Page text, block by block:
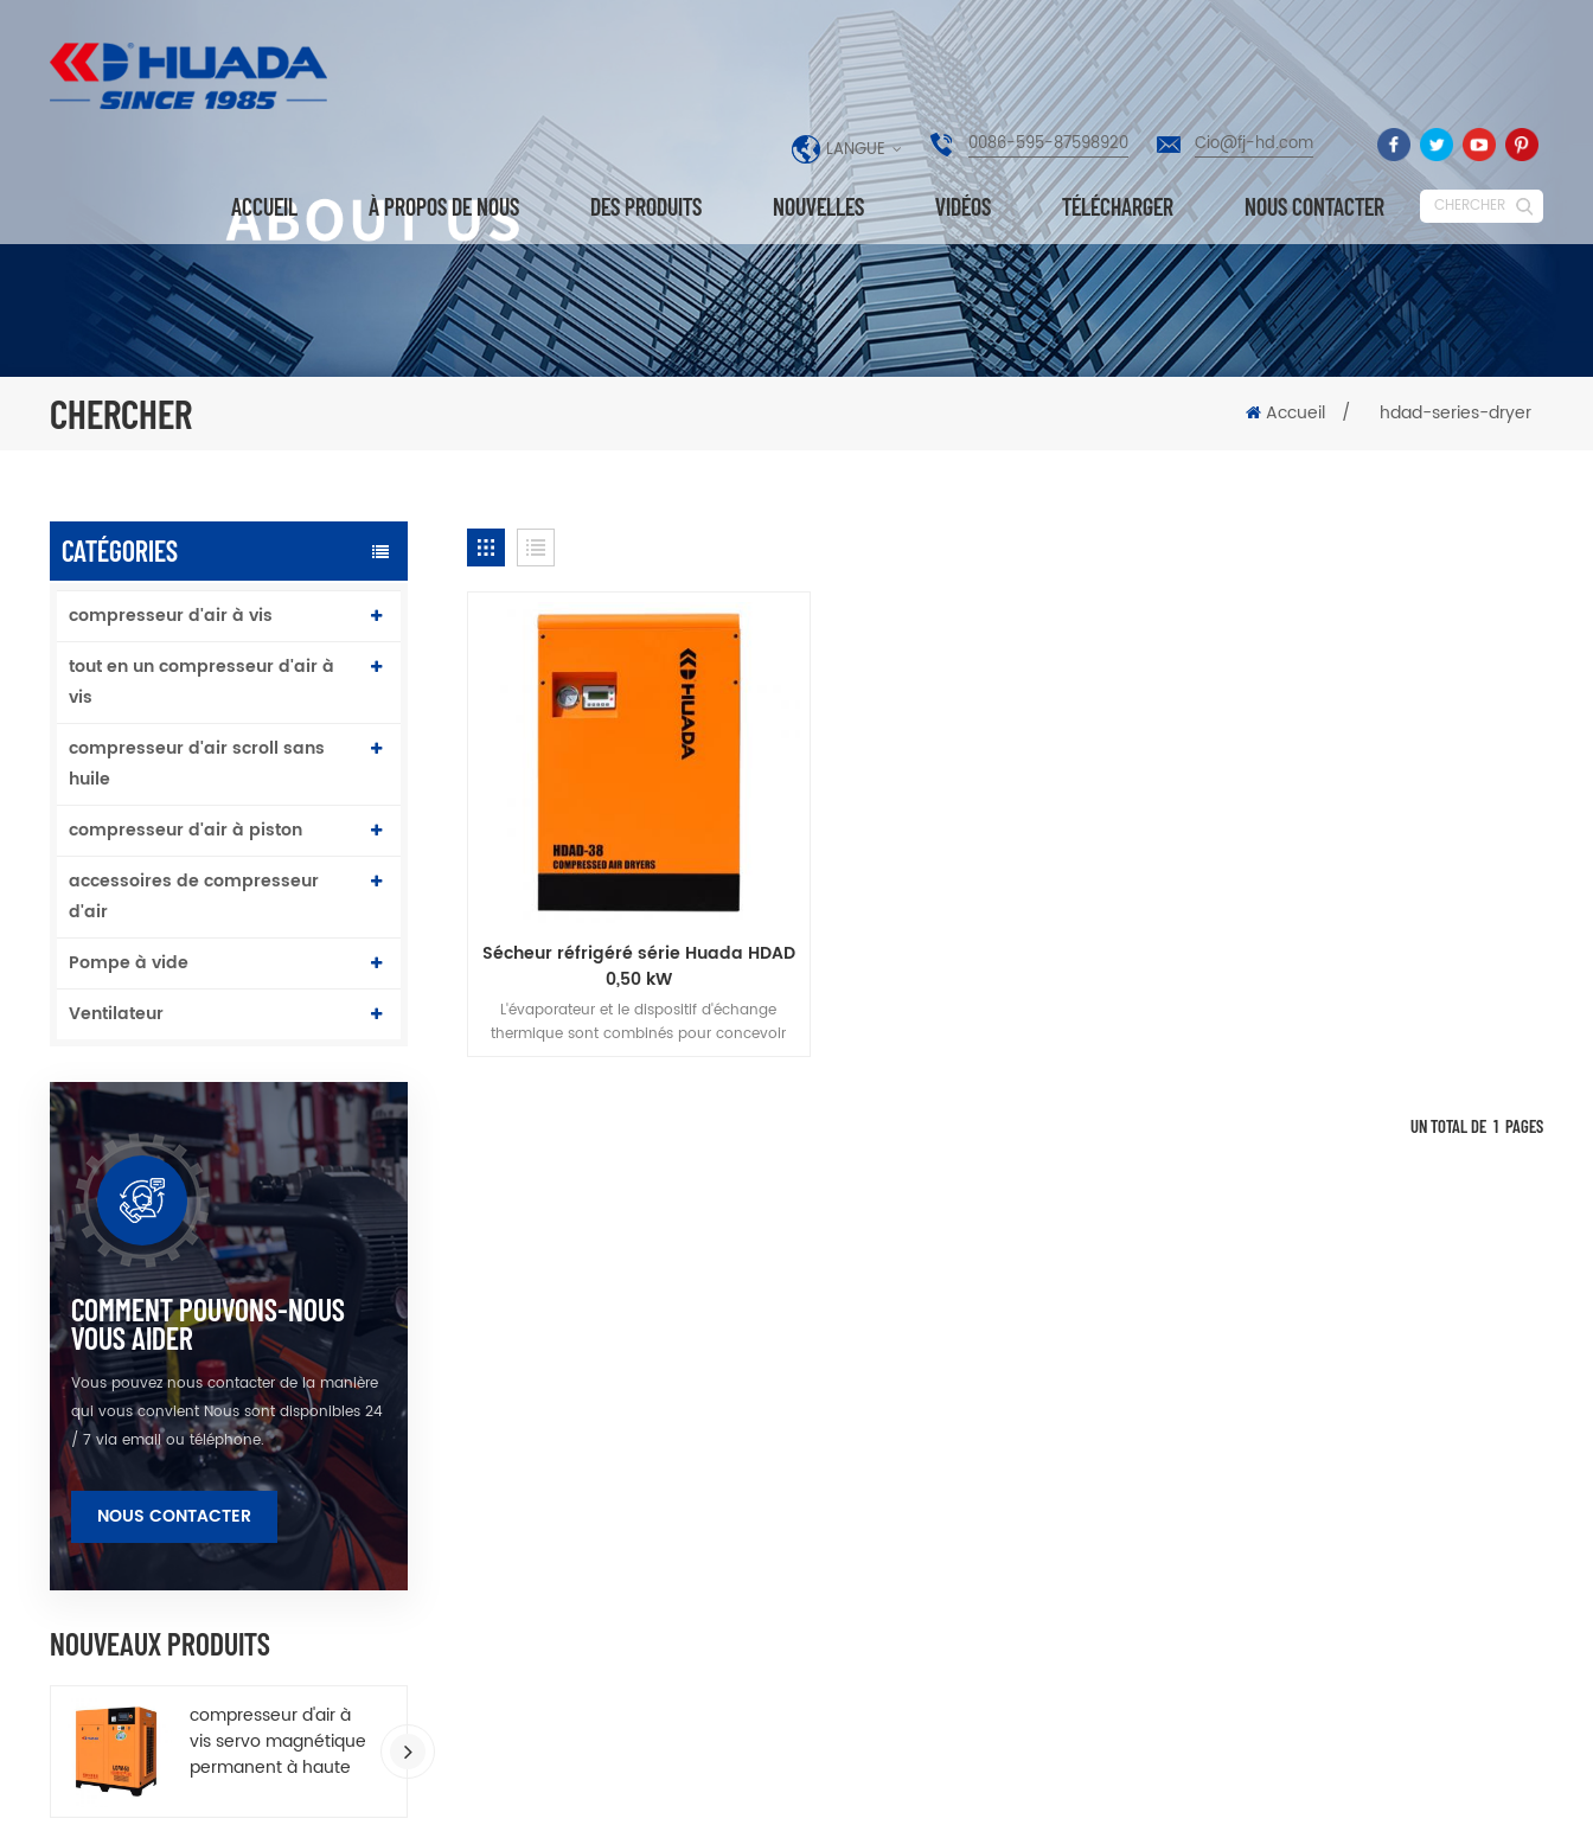
LANGUE 0086-595-87598920 Cio@fj-hd.com
ACCUEIL À PROPOS DE NOUS DES PRODUITS NOUVELLES VIDÉOS TÉLÉCHARGER NOUS CONTACTER CHERCHER
CHERCHER Accueil / hdad-series-dryer
CATÉGORIES
compresseur d'air à vis
tout en un compresseur d'air à
vis
compresseur d'air scroll sans
huile
compresseur d'air à piston
accessoires de compresseur
d'air
Pompe à vide
Ventilateur
COMMENT POUVONS-NOUS
VOUS AIDER
Vous pouvez nous contacter de la manière
qui vous convient Nous sont disponibles 24
/ 7 via email ou téléphone.
NOUS CONTACTER
NOUVEAUX PRODUITS
compresseur d'air à
vis servo magnétique
permanent à haute
Sécheur réfrigéré série Huada HDAD
0,50 kW
L'évaporateur et le dispositif d'échange
thermique sont combinés pour concevoir
UN TOTAL DE 1 PAGES